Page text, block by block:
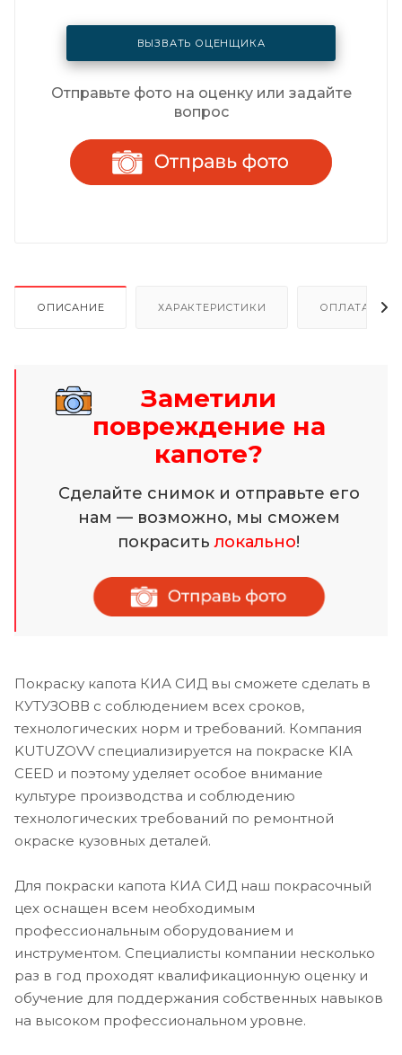
ВЫЗВАТЬ ОЦЕНЩИКА
Отправьте фото на оценку или задайте
вопрос
ОПИСАНИЕ ХАРАКТЕРИСТИКИ ОПЛАТА И
Заметили
повреждение на
капоте?
Сделайте снимок и отправьте его
нам — возможно, мы сможем
покраситьлокально!
Покраску капота КИА СИД вы сможете сделать в
КУТУЗОВВ с соблюдением всех сроков,
технологических норм и требований. Компания
KUTUZOVV специализируется на покраске KIA
CEED и поэтому уделяет особое внимание
культуре производства и соблюдению
технологических требований по ремонтной
окраске кузовных деталей.
Для покраски капота КИА СИД наш покрасочный
цех оснащен всем необходимым
профессиональным оборудованием и
инструментом. Специалисты компании несколько
раз в год проходят квалификационную оценку и
обучение для поддержания собственных навыков
на высоком профессиональном уровне.